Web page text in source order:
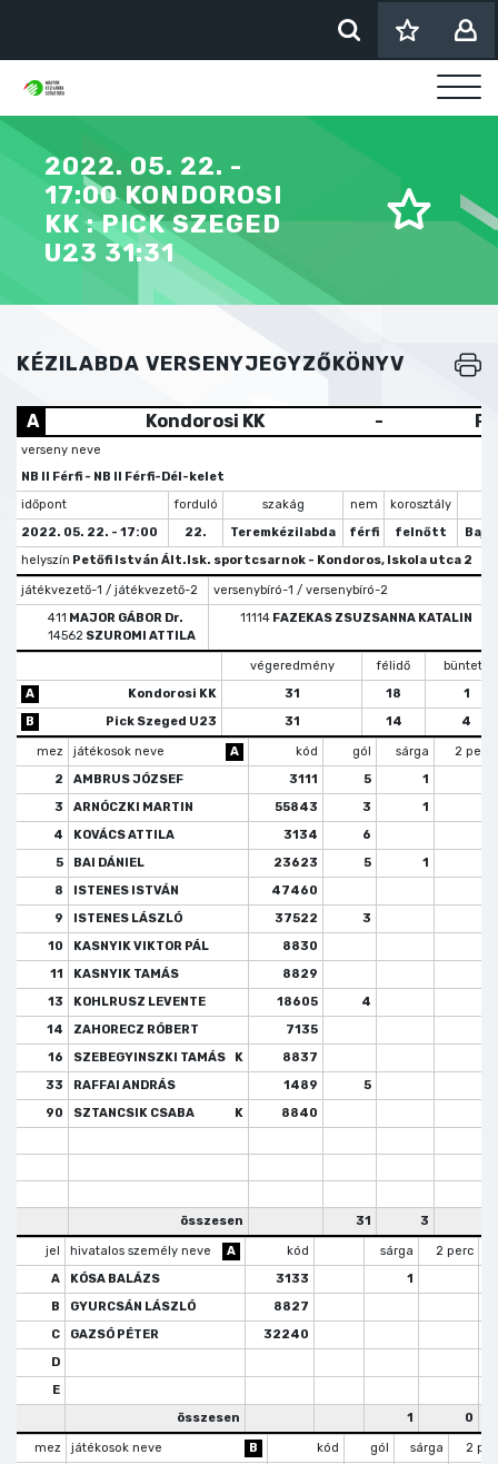
2022. 05. 22. -
17:00 KONDOROSI
KK : PICK SZEGED
U23 31:31
KÉZILABDA VERSENYJEGYZŐKÖNYV
A Kondorosi KK -
verseny neve
NB II Férfi - NB II Férfi-Dél-kelet
időpont
forduló szakág nem korosztály
2022. 05. 22. - 17:00
22. Teremkézilabda férfi felnőtt
helyszín Petőfi István Ált.Isk. sportcsarnok - Kondoros, Iskola utca 2
játékvezető-1 / játékvezető-2 versenybíró-1 / versenybíró-2
411 MAJOR GÁBOR Dr.
14562 SZUROMI ATTILA
11114 FAZEKAS ZSUZSANNA KATALIN
végeredmény félidő
büntető
A
Kondorosi KK 31 18
1
B
Pick Szeged U23 31 14 4
mez játékosok neve A kód gól sárga
2 perc
2
AMBRUS JÓZSEF 3111 5
1
3
ARNÓCZKI MARTIN 55843 3
1
4
KOVÁCS ATTILA 3134
6
5
BAI DÁNIEL 23623 5
1
8
ISTENES ISTVÁN
47460
9
ISTENES LÁSZLÓ 37522 3
10
KASNYIK VIKTOR PÁL
8830
11
KASNYIK TAMÁS
8829
13
KOHLRUSZ LEVENTE 18605
4
14
ZAHORECZ RÓBERT
7135
16
SZEBEGYINSZKI TAMÁS K 8837
33
RAFFAI ANDRÁS 1489
5
90
SZTANCSIK CSABA K 8840
összesen 31 3
jel hivatalos személy neve A kód sárga 2 perc
A
KÓSA BALÁZS 3133
1
B
GYURCSÁN LÁSZLÓ
8827
C
GAZSÓ PÉTER
32240
D
E
összesen
1 0
mez játékosok neve B kód gól sárga
2